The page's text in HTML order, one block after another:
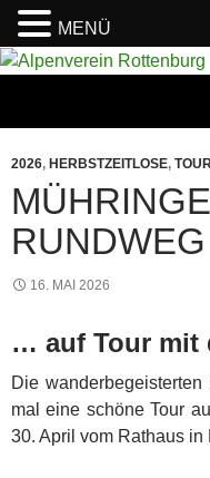
Zum
2026, HERBSTZEITLOSE,
RUNDWEG
16. MAI 2026
… auf Tour mit
Die
mal eine schöne Tour
30. April vom Rathaus
MENÜ